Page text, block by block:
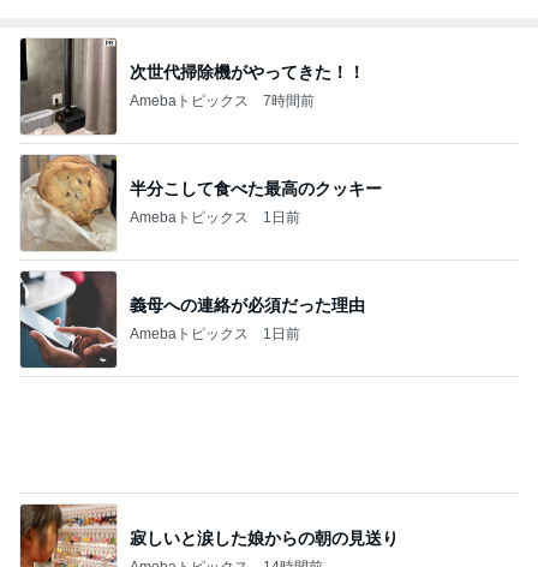
家族で大満足の新作いちごスイーツ
Amebaトピックス
記事を読む